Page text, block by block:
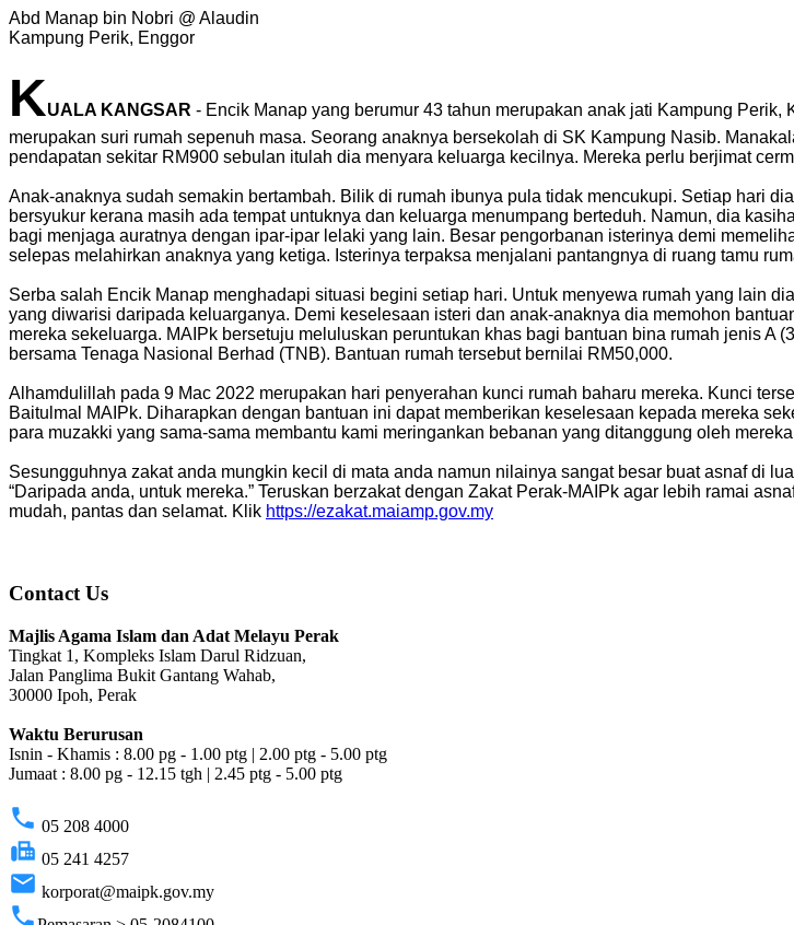
Abd Manap bin Nobri @ Alaudin
Kampung Perik, Enggor
KUALA KANGSAR - Encik Manap yang berumur 43 tahun merupakan anak jati Kampung
merupakan suri rumah sepenuh masa. Seorang anaknya bersekolah di SK Kampung Nasib.
pendapatan sekitar RM900 sebulan itulah dia menyara keluarga kecilnya. Mereka perlu berjimat
Anak-anaknya sudah semakin bertambah. Bilik di rumah ibunya pula tidak mencukupi. Setiap hari
bersyukur kerana masih ada tempat untuknya dan keluarga menumpang berteduh. Namun, dia
bagi menjaga auratnya dengan ipar-ipar lelaki yang lain. Besar pengorbanan isterinya demi
selepas melahirkan anaknya yang ketiga. Isterinya terpaksa menjalani pantangnya di ruang tamu
Serba salah Encik Manap menghadapi situasi begini setiap hari. Untuk menyewa rumah yang lain
yang diwarisi daripada keluarganya. Demi keselesaan isteri dan anak-anaknya dia memohon
mereka sekeluarga. MAIPk bersetuju meluluskan peruntukan khas bagi bantuan bina rumah jenis
bersama Tenaga Nasional Berhad (TNB). Bantuan rumah tersebut bernilai RM50,000.
Alhamdulillah pada 9 Mac 2022 merupakan hari penyerahan kunci rumah baharu mereka. Kunci
Baitulmal MAIPk. Diharapkan dengan bantuan ini dapat memberikan keselesaan kepada mereka
para muzakki yang sama-sama membantu kami meringankan bebanan yang ditanggung oleh
Sesungguhnya zakat anda mungkin kecil di mata anda namun nilainya sangat besar buat asnaf di
“Daripada anda, untuk mereka.” Teruskan berzakat dengan Zakat Perak-MAIPk agar lebih ramai
mudah, pantas dan selamat. Klik https://ezakat.maiamp.gov.my
Contact Us
Majlis Agama Islam dan Adat Melayu Perak
Tingkat 1, Kompleks Islam Darul Ridzuan,
Jalan Panglima Bukit Gantang Wahab,
30000 Ipoh, Perak
Waktu Berurusan
Isnin - Khamis : 8.00 pg - 1.00 ptg | 2.00 ptg - 5.00 ptg
Jumaat : 8.00 pg - 12.15 tgh | 2.45 ptg - 5.00 ptg
phone 05 208 4000
fax 05 241 4257
email korporat@maipk.gov.my
phone